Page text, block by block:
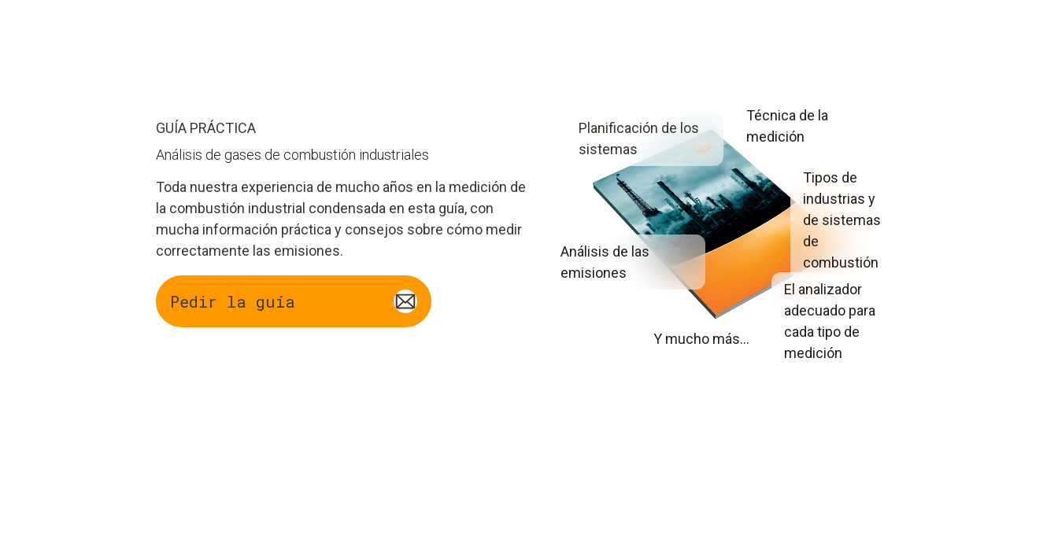
GUÍA PRÁCTICA
Análisis de gases de combustión industriales
Toda nuestra experiencia de mucho años en la medición de
la combustión industrial condensada en esta guía, con
mucha información práctica y consejos sobre cómo medir
correctamente las emisiones.
Pedir la guía
Planificación de los
sistemas
Análisis de las
emisiones
Técnica de la
medición
Tipos de
industrias y
de sistemas
de
combustión
El analizador
adecuado para
cada tipo de
medición
Y mucho más...